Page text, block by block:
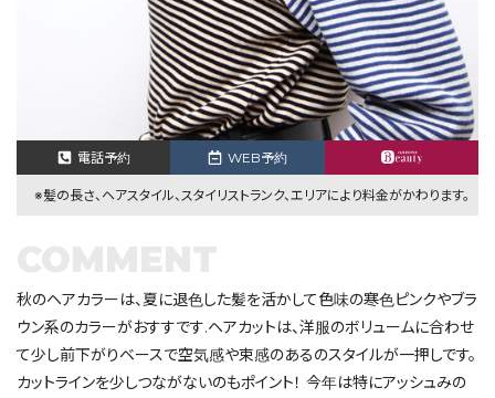
電話予約 WEB予約
※髪の長さ、ヘアスタイル、スタイリストランク、エリアにより料金がかわります。
秋のヘアカラーは、夏に退色した髪を活かして色味の寒色ピンクやブラ
ウン系のカラーがおすすです.ヘアカットは、洋服のボリュームに合わせ
て少し前下がりベースで空気感や束感のあるのスタイルが一押しです。
カットラインを少しつながないのもポイント！ 今年は特にアッシュみの